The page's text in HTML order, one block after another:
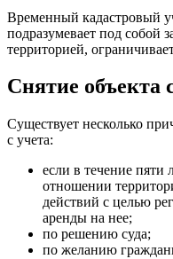
Временный кадастровый
подразумевает под собой
территорией,
Снятие объекта
Существует несколько
с учета:
если в течение пяти
отношении
действий с целью
аренды на нее;
по решению суда;
по желанию